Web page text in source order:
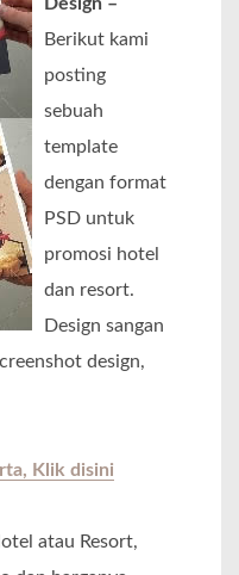
Berikut kami
posting
sebuah
template
dengan format
PSD untuk
promosi hotel
dan resort.
Design sangan
design,
Klik disini
atau Resort,